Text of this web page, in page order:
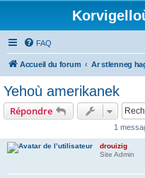
FAQ
Accueil du forum
Yehoù amerikanek
Répondre
1
drouizig
Site Admin